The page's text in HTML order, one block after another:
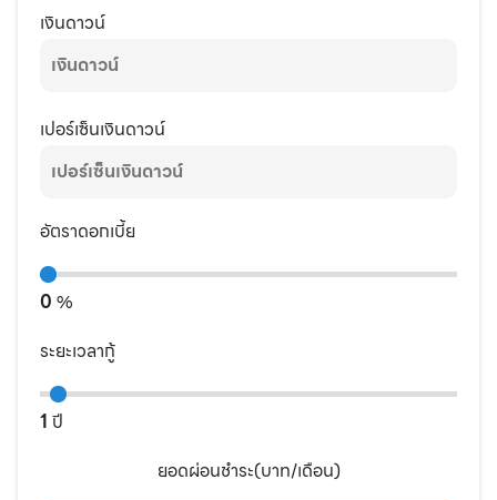
เงินดาวน์
เปอร์เซ็นเงินดาวน์
อัตราดอกเบี้ย
0 %
ระยะเวลากู้
1 ปี
ยอดผ่อนชำระ(บาท/เดือน)